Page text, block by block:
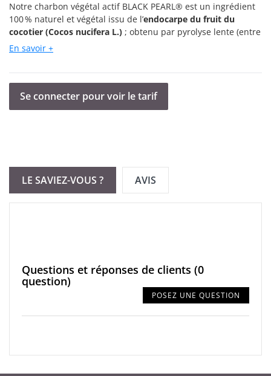
Notre charbon végétal actif BLACK PEARL® est un ingrédient
100 % naturel et végétal issu de l’endocarpe du fruit du
cocotier (Cocos nucifera L.) ; obtenu par pyrolyse lente (entre
600 et 800 °C) en atmosphère contrôlée, suivie d’une
famille des Arecaceae, est cultivé en agriculture durable dans
les régions tropicales humides d’Asie du Sud-Est, notamment
aux Philippines et au Sri Lanka. L’endocarpe est la coque dure
interne du fruit, récupérée après l’extraction de l’eau et de la
poreuse, à la teinte noire intense, inodore et neutre en goût.
En savoir +
Se connecter pour voir le tarif
LE SAVIEZ-VOUS ? AVIS
Questions et réponses de clients (0
question)
POSEZ UNE QUESTION